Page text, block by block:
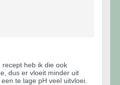
heb ik die ook
dus er vloeit minder uit
te lage pH veel uitvloei.